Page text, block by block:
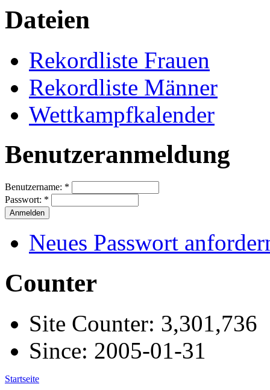
Dateien
Rekordliste Frauen
Rekordliste Männer
Wettkampfkalender
Benutzeranmeldung
Benutzername: *
Passwort: *
Neues Passwort
Counter
Site Counter: 3,301,736
Since: 2005-01-31
Startseite